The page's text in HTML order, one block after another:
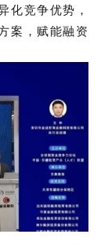
化竞争优势，
案，赋能融资